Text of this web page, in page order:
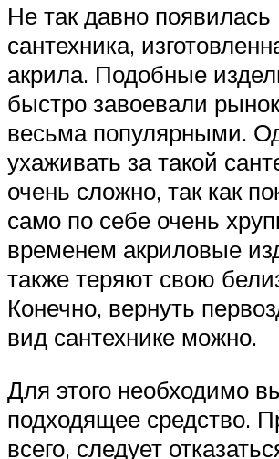
Не так давно появилась
сантехника,
акрила. Подобные
быстро завоевали
весьма популярными.
ухаживать за такой
очень сложно, так как
само по себе очень
временем акриловые
также теряют свою
Конечно, вернуть
вид сантехнике можно.
Для этого необходимо
подходящее средство.
всего, следует